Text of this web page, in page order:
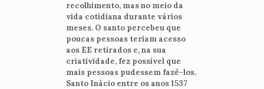
recolhimento, mas no meio da
vida cotidiana durante vários
meses. O santo percebeu que
poucas pessoas teriam acesso
aos EE retirados e, na sua
criatividade, fez possível que
mais pessoas pudessem fazê-los.
Santo Inácio entre os anos 1537